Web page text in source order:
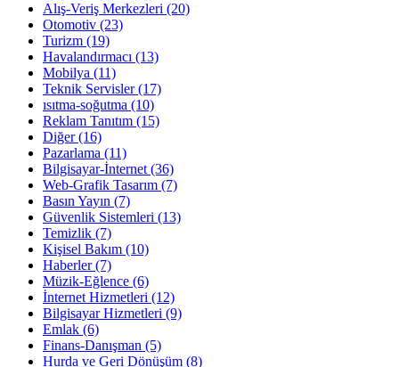
Alış-Veriş Merkezleri (20)
Otomotiv (23)
Turizm (19)
Havalandırmacı (13)
Mobilya (11)
Teknik Servisler(17)
ısıtma-soğutma (10)
Reklam Tanıtım (15)
Diğer(16)
Pazarlama (11)
Bilgisayar-İnternet (36)
Web-Grafik Tasarım (7)
Basın Yayın (7)
Güvenlik Sistemleri (13)
Temizlik (7)
Kişisel Bakım (10)
Haberler(7)
Müzik-Eğlence (6)
İnternet Hizmetleri (12)
Bilgisayar Hizmetleri (9)
Emlak (6)
Finans-Danışman (5)
Hurda ve Geri Dönüşüm (8)